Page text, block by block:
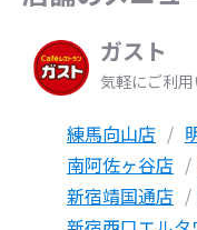
ガスト
気軽にご利
練馬向山店
南阿佐ヶ谷店
新宿靖国通店